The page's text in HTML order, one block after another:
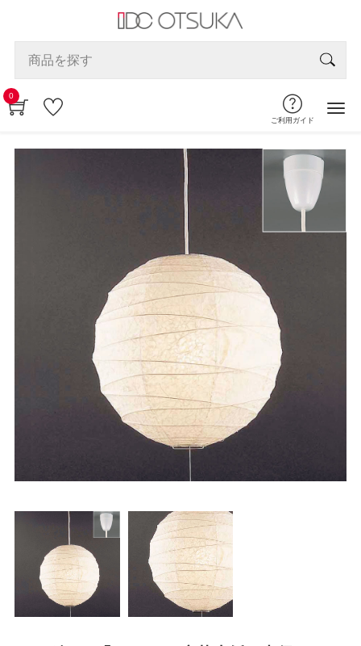
0
ご利用ガイド